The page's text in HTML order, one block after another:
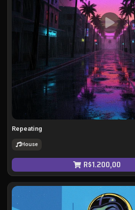
Repeating
House
R$1.200,00